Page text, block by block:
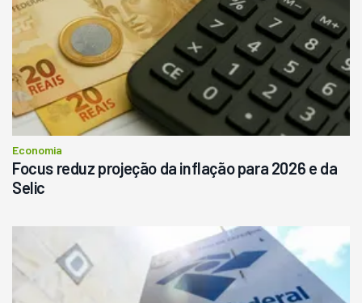
Economia
Focus reduz projeção da inflação para 2026 e da
Selic